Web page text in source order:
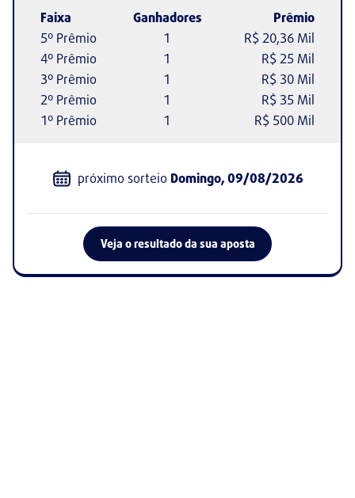
Faixa Ganhadores
Prêmio
5º Prêmio
1
R$ 20,36 Mil
4º Prêmio
1
R$ 25 Mil
3º Prêmio
1
R$ 30 Mil
2º Prêmio
1
R$ 35 Mil
1º Prêmio
1 R$ 500 Mil
próximo sorteio Domingo, 09/08/2026
Veja o resultado da sua aposta